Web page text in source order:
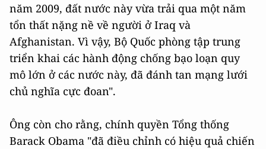
năm 2009, đất nước này vừa trải qua một năm
tổn thất nặng nề về người ở Iraq và
Afghanistan. Vì vậy, Bộ Quốc phòng tập trung
triển khai các hành động chống bạo loạn quy
mô lớn ở các nước này, đã đánh tan mạng lưới
chủ nghĩa cực đoan".
Ông còn cho rằng, chính quyền Tổng thống
Barack Obama "đã điều chỉnh có hiệu quả chiến